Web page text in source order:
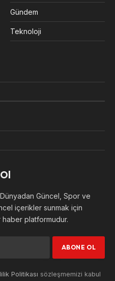
Gündem
Teknoloji
Güncel, Spor ve
içerikler sunmak için
haber platformudur.
Politikası sözleşmemizi kabul